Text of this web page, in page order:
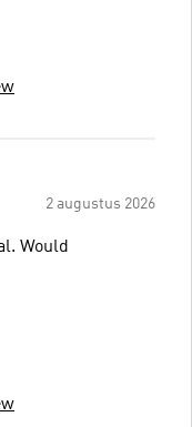
2 augustus 2026
Would